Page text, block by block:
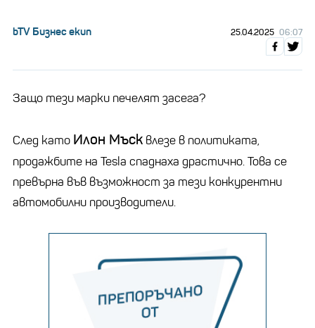
bTV Бизнес екип 25.04.2025 06:07
Защо тези марки печелят засега?
След като Илон Мъск влезе в политиката,
продажбите на Tesla спаднаха драстично. Това се
превърна във възможност за тези конкурентни
автомобилни производители.